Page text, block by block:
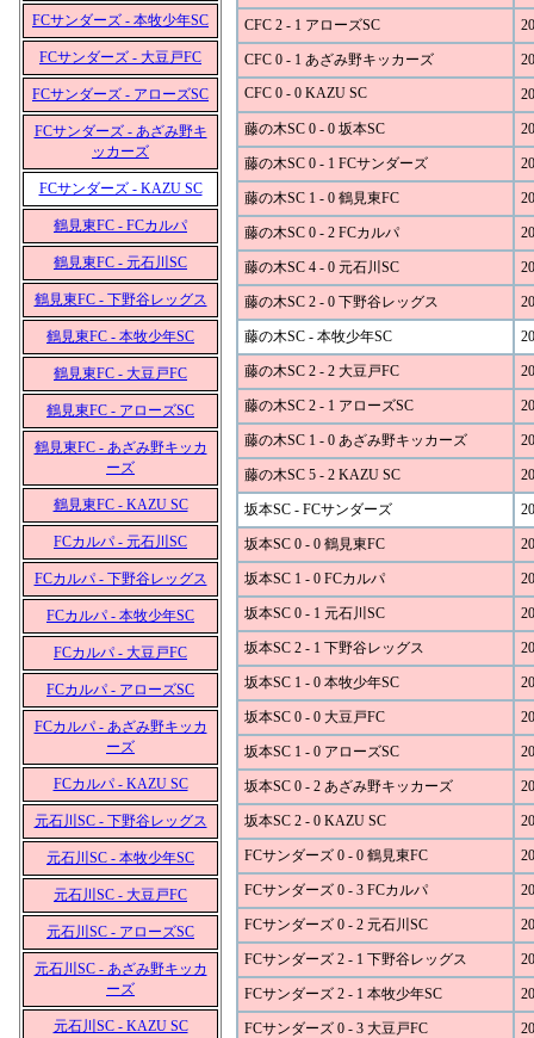
FCサンダーズ - 本牧少年SC
FCサンダーズ - 大豆戸FC
FCサンダーズ - アローズSC
FCサンダーズ - あざみ野キ
ッカーズ
FCサンダーズ - KAZU SC
鶴見東FC - FCカルパ
鶴見東FC - 元石川SC
鶴見東FC - 下野谷レッグス
鶴見東FC - 本牧少年SC
鶴見東FC - 大豆戸FC
鶴見東FC - アローズSC
鶴見東FC - あざみ野キッカ
ーズ
鶴見東FC - KAZU SC
FCカルパ - 元石川SC
FCカルパ - 下野谷レッグス
FCカルパ - 本牧少年SC
FCカルパ - 大豆戸FC
FCカルパ - アローズSC
FCカルパ - あざみ野キッカ
ーズ
FCカルパ - KAZU SC
元石川SC - 下野谷レッグス
元石川SC - 本牧少年SC
元石川SC - 大豆戸FC
元石川SC - アローズSC
元石川SC - あざみ野キッカ
ーズ
元石川SC - KAZU SC
CFC 2 - 1 アローズSC
CFC 0 - 1 あざみ野キッカーズ
CFC 0 - 0 KAZU SC
藤の木SC 0 - 0 坂本SC
藤の木SC 0 - 1 FCサンダーズ
藤の木SC 1 - 0 鶴見東FC
藤の木SC 0 - 2 FCカルパ
藤の木SC 4 - 0 元石川SC
藤の木SC 2 - 0 下野谷レッグス
藤の木SC - 本牧少年SC
藤の木SC 2 - 2 大豆戸FC
藤の木SC 2 - 1 アローズSC
藤の木SC 1 - 0 あざみ野キッカーズ
藤の木SC 5 - 2 KAZU SC
坂本SC - FCサンダーズ
坂本SC 0 - 0 鶴見東FC
坂本SC 1 - 0 FCカルパ
坂本SC 0 - 1 元石川SC
坂本SC 2 - 1 下野谷レッグス
坂本SC 1 - 0 本牧少年SC
坂本SC 0 - 0 大豆戸FC
坂本SC 1 - 0 アローズSC
坂本SC 0 - 2 あざみ野キッカーズ
坂本SC 2 - 0 KAZU SC
FCサンダーズ 0 - 0 鶴見東FC
FCサンダーズ 0 - 3 FCカルパ
FCサンダーズ 0 - 2 元石川SC
FCサンダーズ 2 - 1 下野谷レッグス
FCサンダーズ 2 - 1 本牧少年SC
FCサンダーズ 0 - 3 大豆戸FC